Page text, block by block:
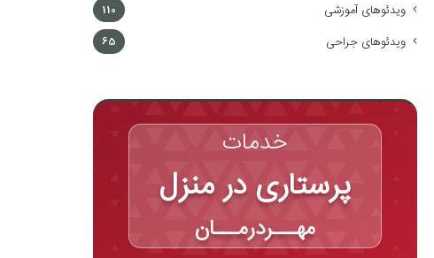
ویدئوهای آموزشی 110
ویدئوهای جراحی 65
خدمات
پرستاری در منزل
مهـــردرمـــان